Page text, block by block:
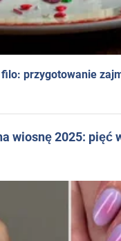
przygotowanie
wiosnę 2025: pięć